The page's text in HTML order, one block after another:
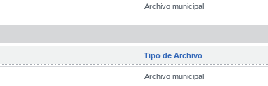
Archivo municipal
Tipo de Archivo
Archivo municipal